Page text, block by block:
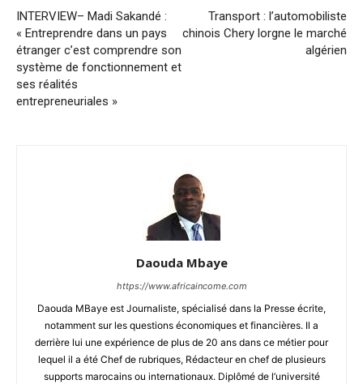
INTERVIEW– Madi Sakandé :
« Entreprendre dans un pays
étranger c’est comprendre son
système de fonctionnement et
ses réalités
entrepreneuriales »
Transport : l’automobiliste
chinois Chery lorgne le marché
algérien
Daouda Mbaye
https://www.africaincome.com
Daouda MBaye est Journaliste, spécialisé dans la Presse écrite,
notamment sur les questions économiques et financières. Il a
derrière lui une expérience de plus de 20 ans dans ce métier pour
lequel il a été Chef de rubriques, Rédacteur en chef de plusieurs
supports marocains ou internationaux. Diplômé de l’université